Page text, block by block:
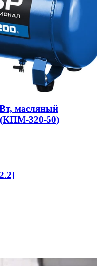
масляный
(КПМ-320-50)